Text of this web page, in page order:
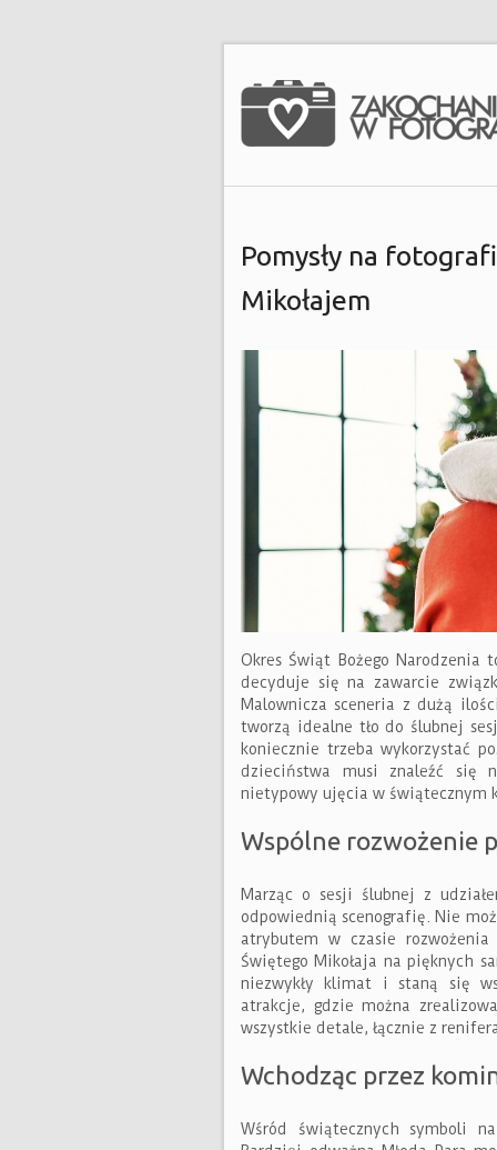
Pomysły na
Mikołajem
Okres Świąt Bożego Narodzenia
decyduje się na zawarcie
Malownicza sceneria z dużą
tworzą idealne tło do ślubnej
koniecznie trzeba wykorzystać
dzieciństwa musi znaleźć się
nietypowy ujęcia w świątecznym
Wspólne rozwożenie
Marząc o sesji ślubnej z
odpowiednią scenografię. Nie
atrybutem w czasie
Świętego Mikołaja na pięknych
niezwykły klimat i staną się
atrakcje, gdzie można
wszystkie detale, łącznie z
Wchodząc przez
Wśród świątecznych symboli